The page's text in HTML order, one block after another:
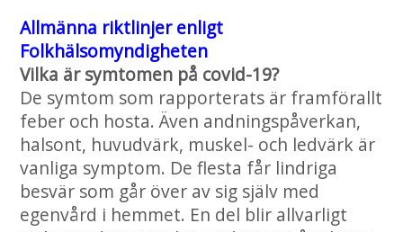
Allmänna riktlinjer enligt
Folkhälsomyndigheten
Vilka är symtomen på covid-19?
De symtom som rapporterats är framförallt
feber och hosta. Även andningspåverkan,
halsont, huvudvärk, muskel- och ledvärk är
vanliga symptom. De flesta får lindriga
besvär som går över av sig själv med
egenvård i hemmet. En del blir allvarligt